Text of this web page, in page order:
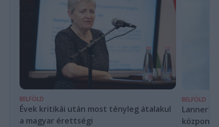
BELFÖLD
Évek kritikái után most tényleg átalakul
a magyar érettségi
BELFÖLD
Lannert